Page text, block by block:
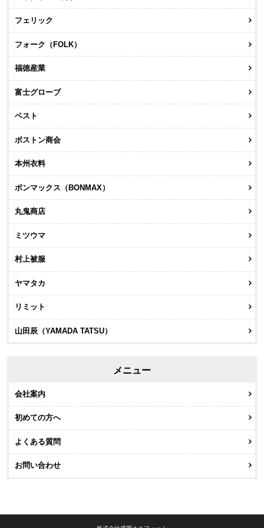
フェリック
フォーク（FOLK）
福徳産業
富士グローブ
ベスト
ボストン商会
本州衣料
ボンマックス（BONMAX）
丸鬼商店
ミツウマ
村上被服
ヤマタカ
リミット
山田辰（YAMADA TATSU）
メニュー
会社案内
初めての方へ
よくある質問
お問い合わせ